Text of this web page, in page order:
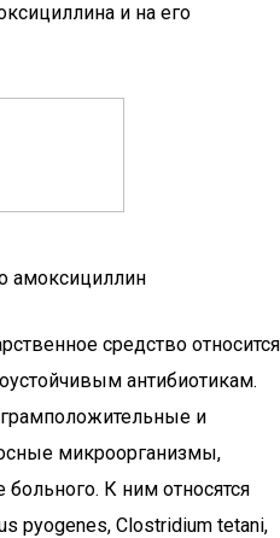
и на его
амоксициллин
средство относится
антибиотикам.
и
микроорганизмы,
К ним относятся
pyogenes, Clostridium tetani,